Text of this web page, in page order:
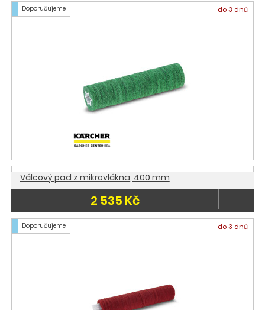
Doporučujeme do 3 dnů
Válcový pad z mikrovlákna, 400 mm
2 535 Kč
Doporučujeme do 3 dnů